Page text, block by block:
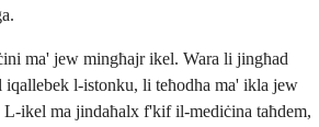
ma' jew mingħajr ikel. Wara li jingħad
iqallebek l-istonku, li teħodha ma' ikla jew
L-ikel ma jindaħalx f'kif il-mediċina taħdem,